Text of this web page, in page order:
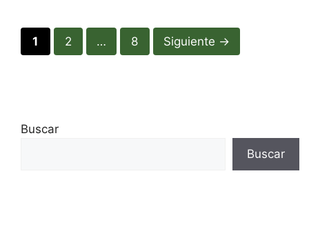
Página
1 Página
2 … Página
8 Siguiente →
Buscar
Buscar